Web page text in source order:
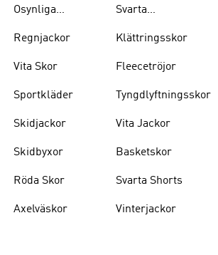
Osynliga
Regnjackor
Vita Skor
Sportkläder
Skidjackor
Skidbyxor
Röda Skor
Axelväskor
Svarta
Klättringsskor
Fleecetröjor
Tyngdlyftningsskor
Vita Jackor
Basketskor
Svarta Shorts
Vinterjackor